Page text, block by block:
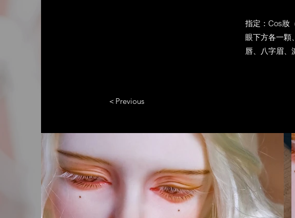
指定：Cos妝
眼下方各一顆
唇、八字眉、
＜Previous